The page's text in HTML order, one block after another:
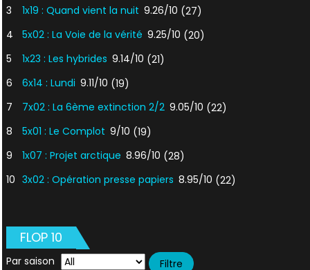
3
1x19 : Quand vient la nuit 9.26/10 (27)
4
5x02 : La Voie de la vérité 9.25/10 (20)
5
1x23 : Les hybrides 9.14/10 (21)
6
6x14 : Lundi 9.11/10 (19)
7
7x02 : La 6ème extinction 2/2 9.05/10 (22)
8
5x01 : Le Complot 9/10 (19)
9
1x07 : Projet arctique 8.96/10 (28)
10 3x02 : Opération presse papiers 8.95/10 (22)
FLOP 10
Par saison